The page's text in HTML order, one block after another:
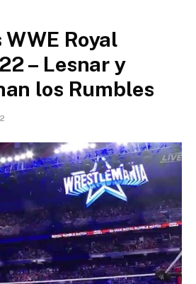
Royal
– Lesnar y
los Rumbles